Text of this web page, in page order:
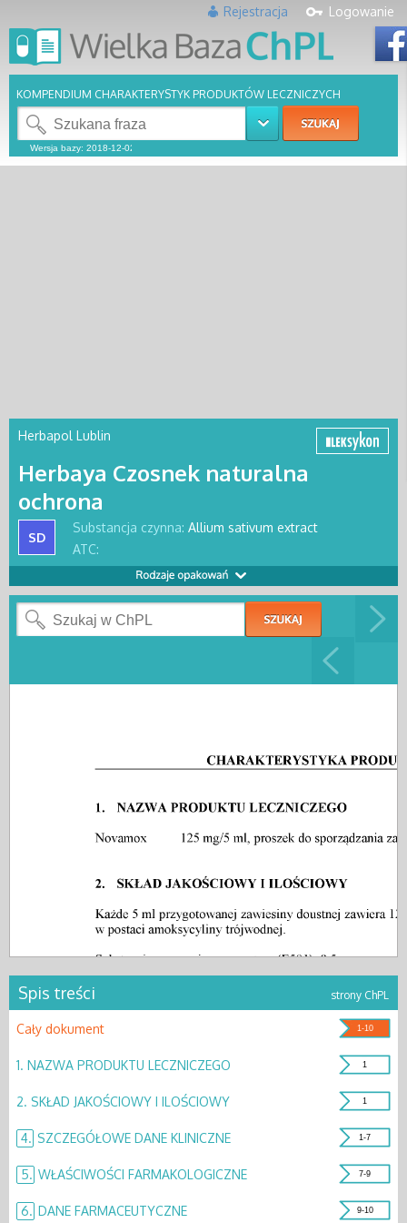
Logowanie
Rejestracja
KOMPENDIUM CHARAKTERYSTYK PRODUKTÓW LECZNICZYCH
Herbapol Lublin
Herbaya Czosnek naturalna
ochrona
Substancja czynna: Allium sativum extract
ATC:
SD
Spis treści strony ChPL
Cały dokument 1-10
1. NAZWA PRODUKTU LECZNICZEGO 1
2. SKŁAD JAKOŚCIOWY I ILOŚCIOWY 1
4. SZCZEGÓŁOWE DANE KLINICZNE 1-7
5. WŁAŚCIWOŚCI FARMAKOLOGICZNE 7-9
6. DANE FARMACEUTYCZNE 9-10